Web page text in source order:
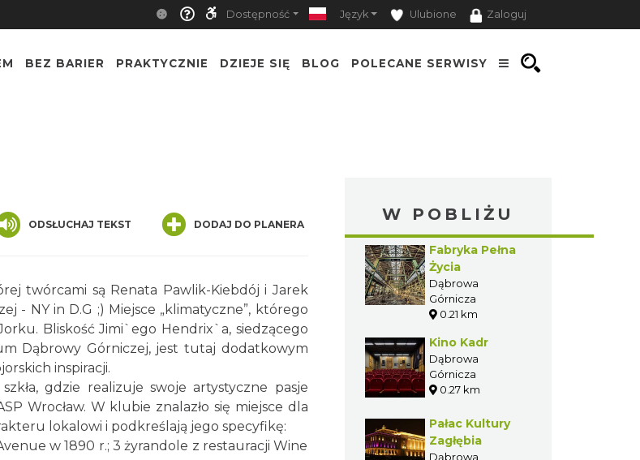
Dostępność Język Ulubione Zaloguj
BEZ BARIER PRAKTYCZNIE DZIEJE SIĘ BLOG POLECANE SERWISY
ODSŁUCHAJ TEKST DODAJ DO PLANERA
twórcami są Renata Pawlik-Kiebdój i Jarek
- NY in D.G ;) Miejsce „klimatyczne”, którego
Bliskość Jimi`ego Hendrix`a, siedzącego
Dąbrowy Górniczej, jest tutaj dodatkowym
inspiracji.
gdzie realizuje swoje artystyczne pasje
Wrocław. W klubie znalazło się miejsce dla
lokalowi i podkreślają jego specyfikę:
w 1890 r.; 3 żyrandole z restauracji Wine
W POBLIŻU
Fabryka Pełna
Życia
Dąbrowa
Górnicza
0.21 km
Kino Kadr
Dąbrowa
Górnicza
0.27 km
Pałac Kultury
Zagłębia
Dąbrowa